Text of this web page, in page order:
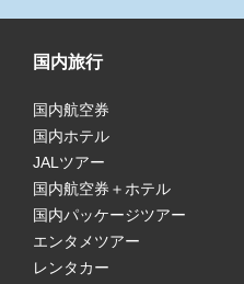
国内旅行
国内航空券
国内ホテル
JALツアー
国内航空券＋ホテル
国内パッケージツアー
エンタメツアー
レンタカー